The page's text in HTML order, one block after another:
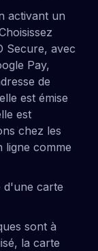
activant un
Secure, avec
Pay,
de
est émise
est
chez les
ligne comme
d'une carte
sont à
la carte